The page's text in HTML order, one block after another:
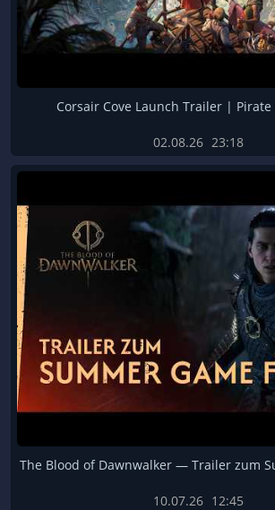
Corsair Cove Launch Trailer |
02.08.26 23:18
The Blood of Dawnwalker — Trailer zum
10.07.26 12:45